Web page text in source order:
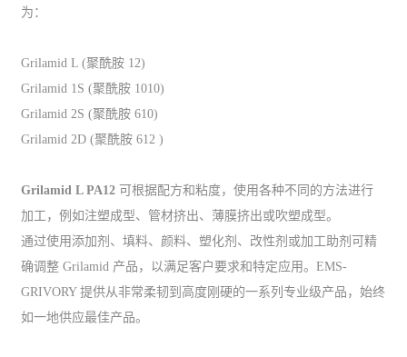
为：
Grilamid L (聚酰胺 12)
Grilamid 1S (聚酰胺 1010)
Grilamid 2S (聚酰胺 610)
Grilamid 2D (聚酰胺 612 )
Grilamid L PA12 可根据配方和粘度，使用各种不同的方法进行
加工，例如注塑成型、管材挤出、薄膜挤出或吹塑成型。
通过使用添加剂、填料、颜料、塑化剂、改性剂或加工助剂可精
确调整 Grilamid 产品，以满足客户要求和特定应用。EMS-
GRIVORY 提供从非常柔韧到高度刚硬的一系列专业级产品，始终
如一地供应最佳产品。